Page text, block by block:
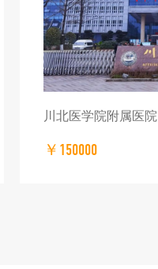
成都市第五人民医院
￥150000